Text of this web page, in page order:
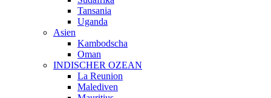
Tansania
Uganda
Asien
Kambodscha
Oman
INDISCHER OZEAN
La Reunion
Malediven